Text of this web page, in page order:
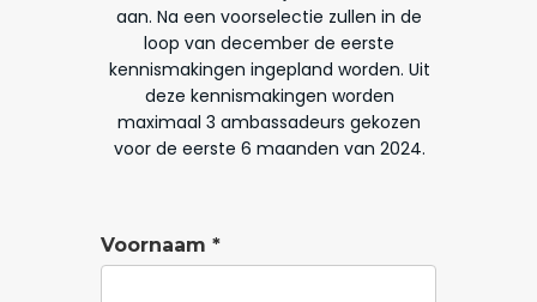
Voornaam *
aan. Na een voorselectie zullen in de
loop van december de eerste
kennismakingen ingepland worden. Uit
deze kennismakingen worden
maximaal 3 ambassadeurs gekozen
voor de eerste 6 maanden van 2024.